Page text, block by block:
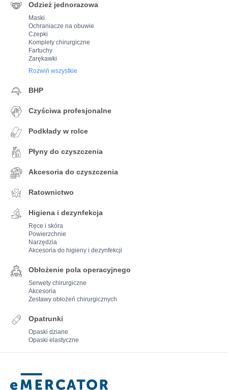
Odzież jednorazowa
Maski
Ochraniacze na obuwie
Czepki
Komplety chirurgiczne
Fartuchy
Zarękawki
Rozwiń wszystkie
BHP
Czyściwa profesjonalne
Podkłady w rolce
Płyny do czyszczenia
Akcesoria do czyszczenia
Ratownictwo
Higiena i dezynfekcja
Ręce i skóra
Powierzchnie
Narzędzia
Akcesoria do higieny i dezynfekcji
Obłożenie pola operacyjnego
Serwety chirurgiczne
Akcesoria
Zestawy obłożeń chirurgicznych
Opatrunki
Opaski dziane
Opaski elastyczne
Mercator